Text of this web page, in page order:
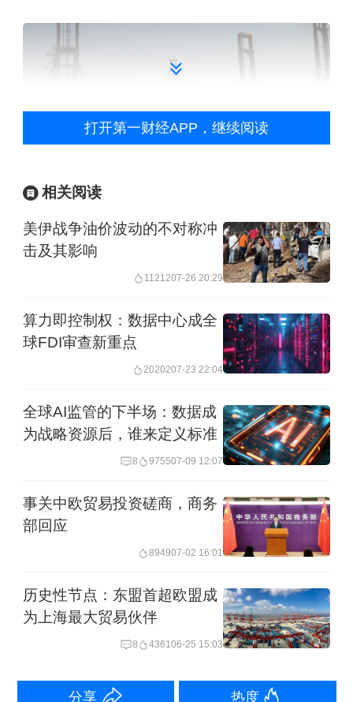
为什么美国会出现天然气负价
这种天然气“负价”现象根源于西得州二叠
然气大多是石油开采伴生的副产品。受
中东局势引发的供应中断影响，全球原
的原油产出。目前，当地石油产量正处
于历史高位，天然气的产量也水涨船
然而，据报道，当地的基础设施建设未
能跟上产量的增速。虽然该地区拥有成
熟的管道网络将原油运往港口，但针对
天然气的运输外输能力却严重滞后。生
产商为了不关停高利润的油井，不得不
支付费用请客户接收多余的天然气，这
打开第一财经APP，继续阅读
相关阅读
美伊战争油价波动的不对称冲
击及其影响
1121207-26 20:29
算力即控制权：数据中心成全
球FDI审查新重点
2020207-23 22:04
全球AI监管的下半场：数据成
为战略资源后，谁来定义标准
8 975507-09 12:07
事关中欧贸易投资磋商，商务
部回应
894907-02 16:01
历史性节点：东盟首超欧盟成
为上海最大贸易伙伴
8 436106-25 15:03
分享 热度